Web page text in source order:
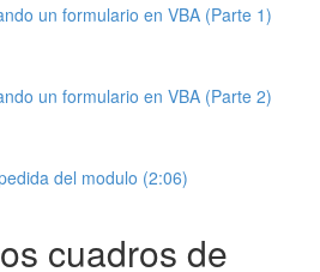
un formulario en VBA (Parte 1)
un formulario en VBA (Parte 2)
del modulo (2:06)
cuadros de